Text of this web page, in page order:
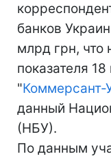
банков
млрд грн,
показателя
"Коммерсант-
данный
(НБУ).
По данным